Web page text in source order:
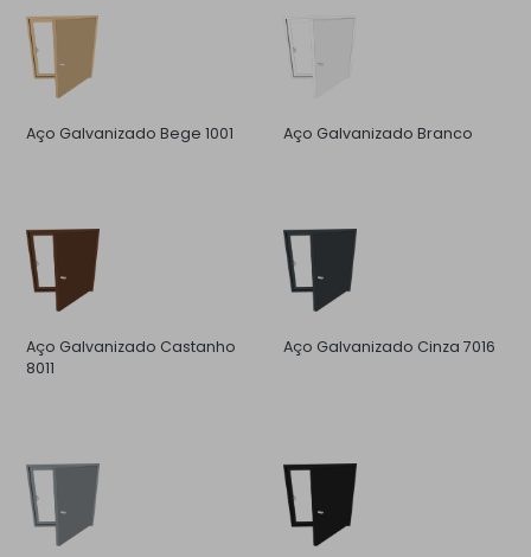
Aço Galvanizado Bege 1001 Aço Galvanizado Branco
Aço Galvanizado Castanho
8011
Aço Galvanizado Cinza 7016